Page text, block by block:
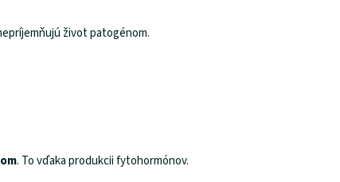
život patogénom.
. To vďaka produkcii fytohormónov.